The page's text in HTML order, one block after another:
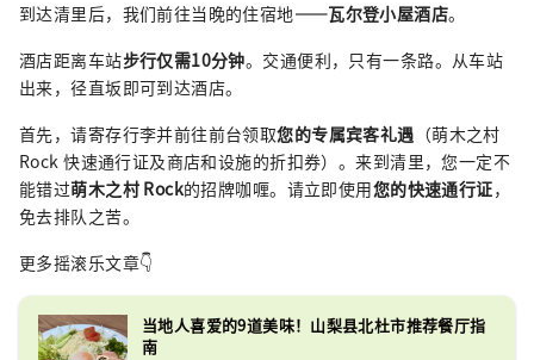
到达清里后，我们前往当晚的住宿地——瓦尔登小屋酒店。
酒店距离车站步行仅需10分钟。交通便利，只有一条路。从车站
出来，径直坂即可到达酒店。
首先，请寄存行李并前往前台领取您的专属宾客礼遇 （萌木之村
Rock 快速通行证及商店和设施的折扣券）。来到清里，您一定不
能错过萌木之村 Rock的招牌咖喱。请立即使用您的快速通行证，
免去排队之苦。
更多摇滚乐文章👇
当地人喜爱的9道美味！山梨县北杜市推荐餐厅指
南